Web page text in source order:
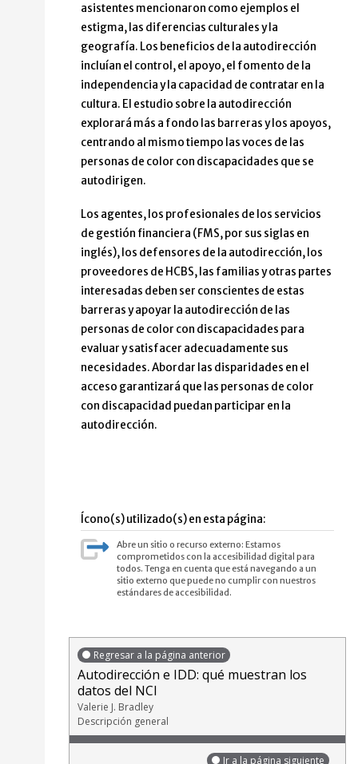
asistentes mencionaron como ejemplos el
estigma, las diferencias culturales y la
geografía. Los beneficios de la autodirección
incluían el control, el apoyo, el fomento de la
independencia y la capacidad de contratar en la
cultura. El estudio sobre la autodirección
explorará más a fondo las barreras y los apoyos,
centrando al mismo tiempo las voces de las
personas de color con discapacidades que se
autodirigen.
Los agentes, los profesionales de los servicios
de gestión financiera (FMS, por sus siglas en
inglés), los defensores de la autodirección, los
proveedores de HCBS, las familias y otras partes
interesadas deben ser conscientes de estas
barreras y apoyar la autodirección de las
personas de color con discapacidades para
evaluar y satisfacer adecuadamente sus
necesidades. Abordar las disparidades en el
acceso garantizará que las personas de color
con discapacidad puedan participar en la
autodirección.
Ícono(s) utilizado(s) en esta página:
Abre un sitio o recurso externo: Estamos
comprometidos con la accesibilidad digital para
todos. Tenga en cuenta que está navegando a un
sitio externo que puede no cumplir con nuestros
estándares de accesibilidad.
Regresar a la página anterior
Autodirección e IDD: qué muestran los
datos del NCI
Valerie J. Bradley
Descripción general
Ir a la página siguiente